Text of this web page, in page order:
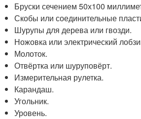
Бруски сечением 50х100
Скобы или соединительные
Шурупы для дерева или гвозди.
Ножовка или электрический
Молоток.
Отвёртка или шуруповёрт.
Измерительная рулетка.
Карандаш.
Угольник.
Уровень.